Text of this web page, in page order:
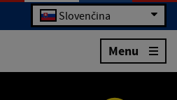
Slovenčina
Menu